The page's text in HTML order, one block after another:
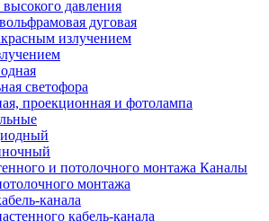
давления
дуговая
излучением
светофора
проекционная и фотолампа
Каналы
монтажа
канала
кабель-канала